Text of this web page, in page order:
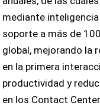
mediante
soporte a más de
global, mejorando la
en la primera
productividad y
en los Contact